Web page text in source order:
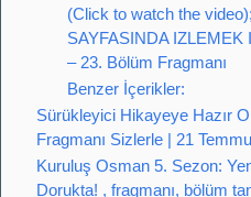
(Click to watch the
SAYFASINDA IZLEMEK
– 23. Bölüm Fragmanı
Benzer İçerikler:
Sürükleyici Hikayeye Hazır
Fragmanı Sizlerle | 21
Kuruluş Osman 5. Sezon:
Dorukta! , fragmanı, bölüm